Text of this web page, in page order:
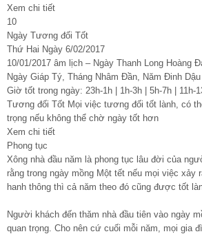
Xem chi tiết
10
Ngày Tương đối Tốt
Thứ Hai Ngày 6/02/2017
10/01/2017 âm lịch – Ngày Thanh Long Hoàng
Ngày Giáp Tý, Tháng Nhâm Đần, Năm Đinh Dậu
Giờ tốt trong ngày: 23h-1h | 1h-3h | 5h-7h | 11h-
Tương đối Tốt Mọi việc tương đối tốt lành, có
trọng nếu không thể chờ ngày tốt hơn
Xem chi tiết
Phong tục
Xông nhà đầu năm là phong tục lâu đời của
rằng trong ngày mồng Một tết nếu mọi việc xảy
hanh thông thì cả năm theo đó cũng được tốt
Người khách đến thăm nhà đầu tiên vào ngày
quan trọng. Cho nên cứ cuối mỗi năm, mọi gia